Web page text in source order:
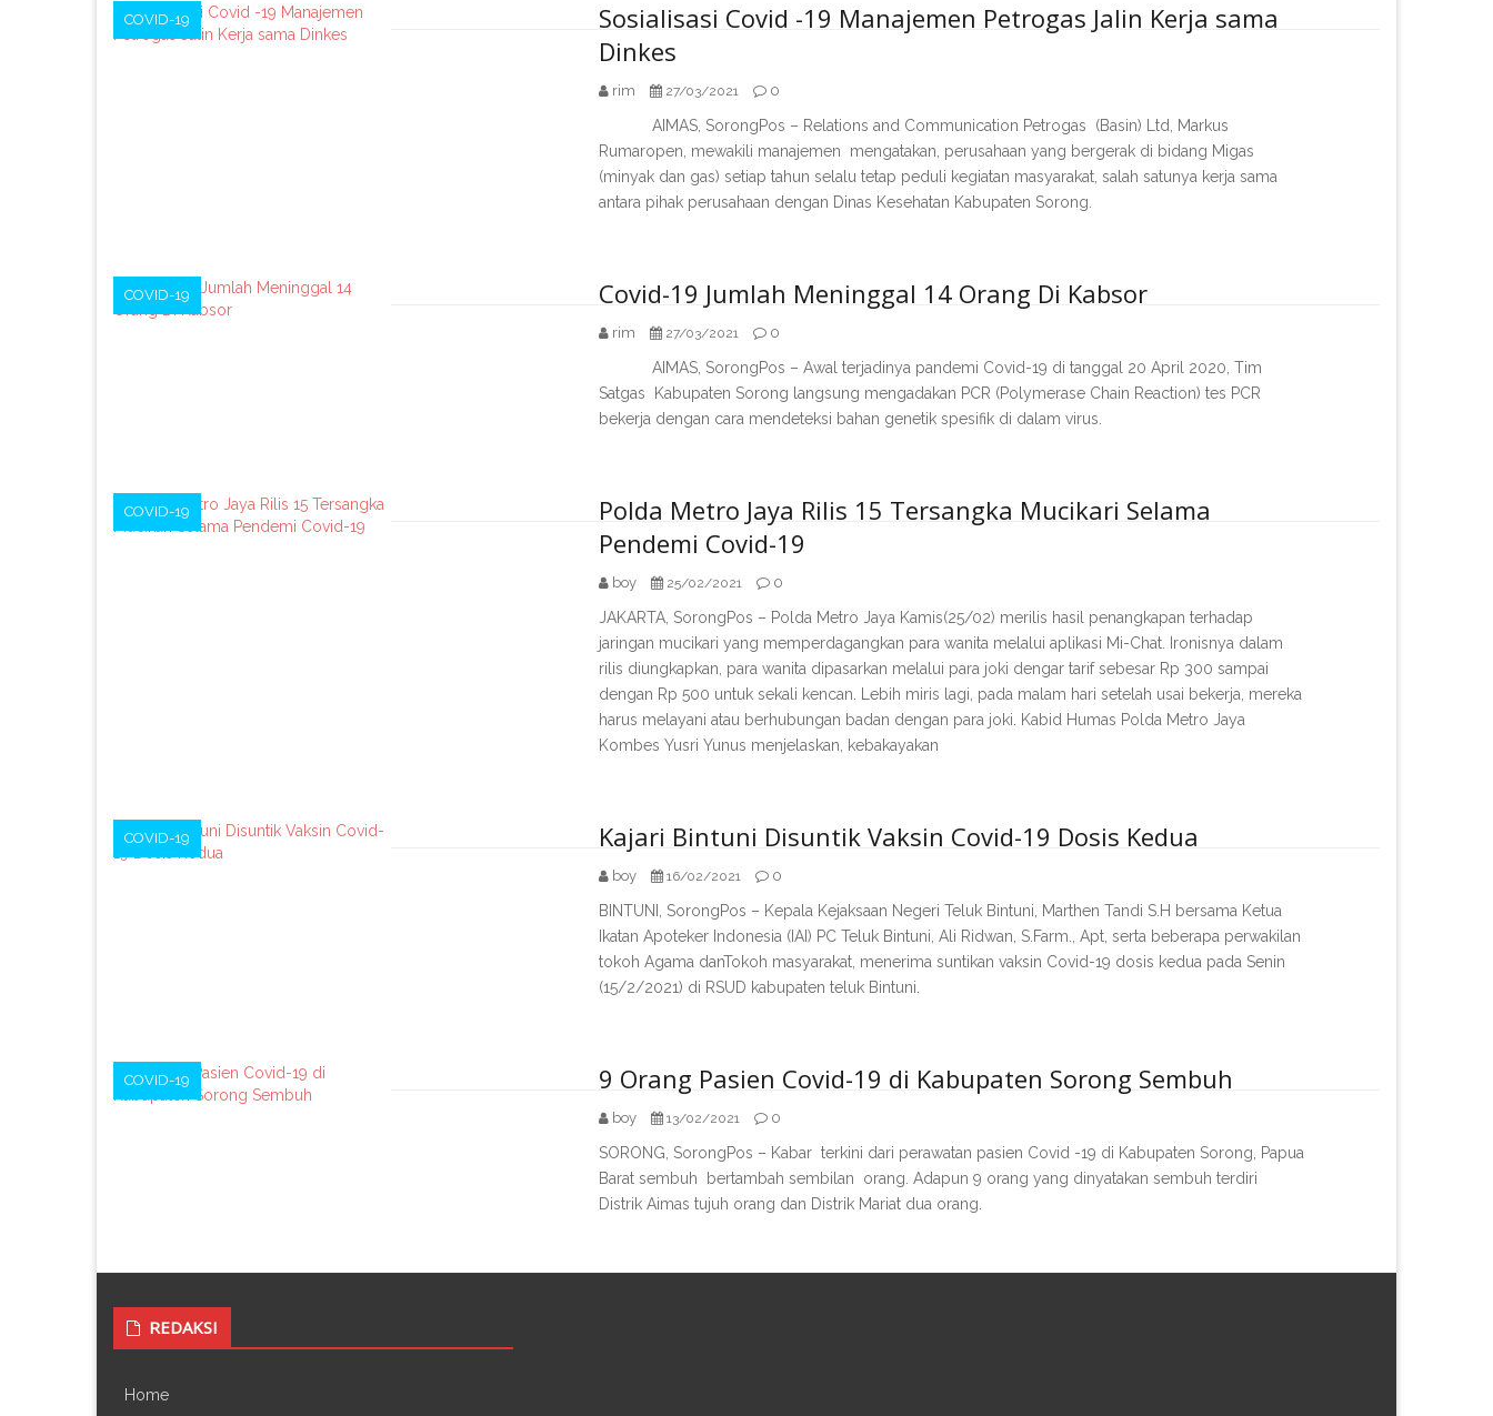
COVID-19
Sosialisasi Covid -19 Manajemen Petrogas Jalin Kerja sama
Dinkes
rim 27/03/2021 0
AIMAS, SorongPos – Relations and Communication Petrogas (Basin) Ltd, Markus
Rumaropen, mewakili manajemen mengatakan, perusahaan yang bergerak di bidang Migas
(minyak dan gas) setiap tahun selalu tetap peduli kegiatan masyarakat, salah satunya kerja sama
antara pihak perusahaan dengan Dinas Kesehatan Kabupaten Sorong.
COVID-19 Covid-19 Jumlah Meninggal 14 Orang Di Kabsor
rim 27/03/2021 0
AIMAS, SorongPos – Awal terjadinya pandemi Covid-19 di tanggal 20 April 2020, Tim
Satgas Kabupaten Sorong langsung mengadakan PCR (Polymerase Chain Reaction) tes PCR
bekerja dengan cara mendeteksi bahan genetik spesifik di dalam virus.
COVID-19
Polda Metro Jaya Rilis 15 Tersangka Mucikari Selama
Pendemi Covid-19
boy 25/02/2021 0
JAKARTA, SorongPos – Polda Metro Jaya Kamis(25/02) merilis hasil penangkapan terhadap
jaringan mucikari yang memperdagangkan para wanita melalui aplikasi Mi-Chat. Ironisnya dalam
rilis diungkapkan, para wanita dipasarkan melalui para joki dengar tarif sebesar Rp 300 sampai
dengan Rp 500 untuk sekali kencan. Lebih miris lagi, pada malam hari setelah usai bekerja, mereka
harus melayani atau berhubungan badan dengan para joki. Kabid Humas Polda Metro Jaya
Kombes Yusri Yunus menjelaskan, kebakayakan
COVID-19 Kajari Bintuni Disuntik Vaksin Covid-19 Dosis Kedua
boy 16/02/2021 0
BINTUNI, SorongPos – Kepala Kejaksaan Negeri Teluk Bintuni, Marthen Tandi S.H bersama Ketua
Ikatan Apoteker Indonesia (IAI) PC Teluk Bintuni, Ali Ridwan, S.Farm., Apt, serta beberapa perwakilan
tokoh Agama danTokoh masyarakat, menerima suntikan vaksin Covid-19 dosis kedua pada Senin
(15/2/2021) di RSUD kabupaten teluk Bintuni.
COVID-19 9 Orang Pasien Covid-19 di Kabupaten Sorong Sembuh
boy 13/02/2021 0
SORONG, SorongPos – Kabar terkini dari perawatan pasien Covid -19 di Kabupaten Sorong, Papua
Barat sembuh bertambah sembilan orang. Adapun 9 orang yang dinyatakan sembuh terdiri
Distrik Aimas tujuh orang dan Distrik Mariat dua orang.
REDAKSI
Home